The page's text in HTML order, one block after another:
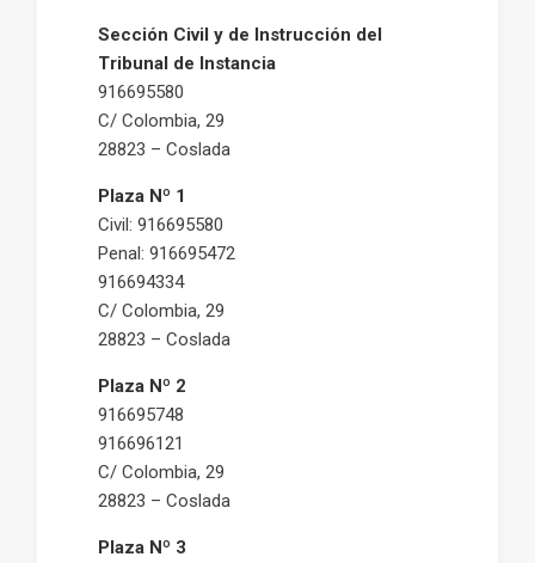
Sección Civil y de Instrucción del
Tribunal de Instancia
916695580
C/ Colombia, 29
28823 – Coslada
Plaza Nº 1
Civil: 916695580
Penal: 916695472
916694334
C/ Colombia, 29
28823 – Coslada
Plaza Nº 2
916695748
916696121
C/ Colombia, 29
28823 – Coslada
Plaza Nº 3